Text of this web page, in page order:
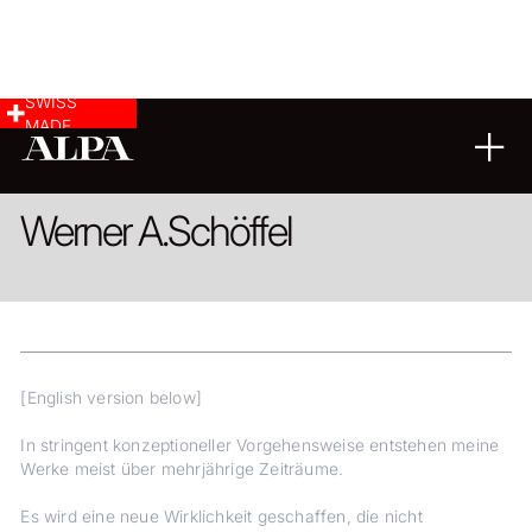
SWISS
MADE
Werner A.Schöffel
[English version below]
In stringent konzeptioneller Vorgehensweise entstehen meine
Werke meist über mehrjährige Zeiträume.
Es wird eine neue Wirklichkeit geschaffen, die nicht